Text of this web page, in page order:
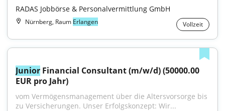
RADAS Jobbörse & Personalvermittlung GmbH
Nürnberg, Raum Erlangen Vollzeit
Junior Financial Consultant (m/w/d) (50000.00
EUR pro Jahr)
vom Vermögensmanagement über die Altersvorsorge bis
zu Versicherungen. Unser Erfolgskonzept: Wir...